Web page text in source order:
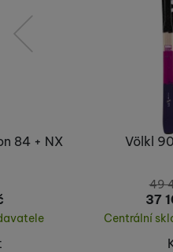
Völkl
49
37
Centrální
84 + NX